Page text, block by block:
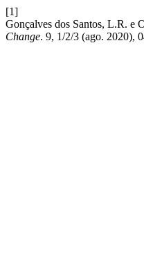
[1]
Gonçalves dos Santos, L.R. e
Change. 9, 1/2/3 (ago. 2020),